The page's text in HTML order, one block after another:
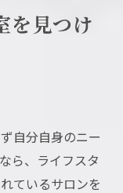
を見つけ
自分自身のニー
ら、ライフスタ
ているサロンを